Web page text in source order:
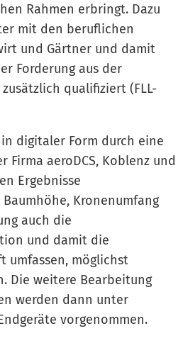
Rahmen erbringt. Dazu
mit den beruflichen
und Gärtner und damit
Forderung aus der
qualifiziert (FLL-
digitaler Form durch eine
Firma aeroDCS, Koblenz und
Ergebnisse
Kronenumfang
auch die
und damit die
umfassen, möglichst
Die weitere Bearbeitung
werden dann unter
vorgenommen.